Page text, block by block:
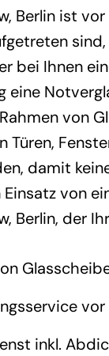
Berlin ist
bei Ihnen
eine
von
Türen,
damit
von
Berlin, der
vor
inkl.